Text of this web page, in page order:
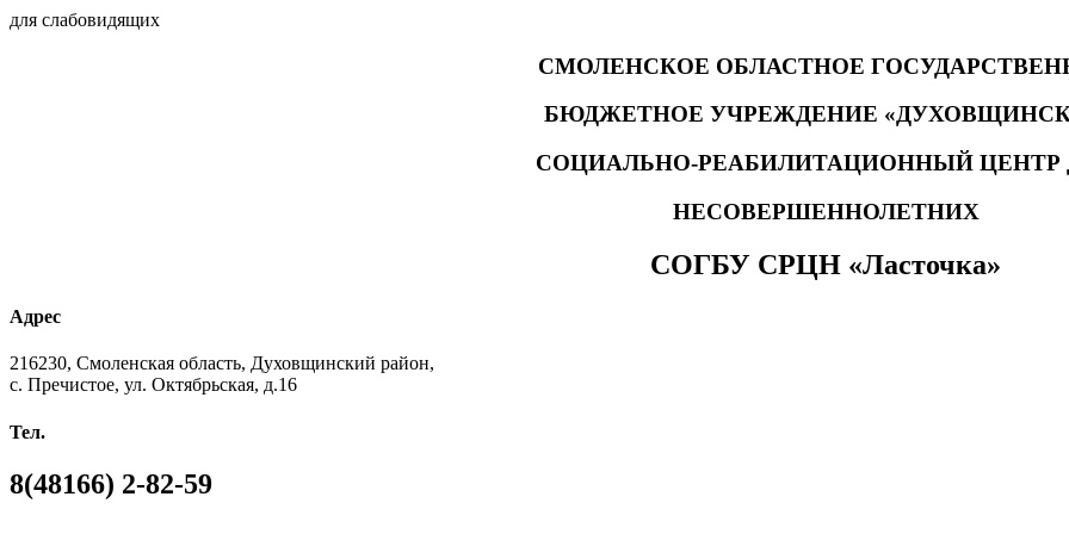
для слабовидящих
СМОЛЕНСКОЕ ОБЛАСТНОЕ
БЮДЖЕТНОЕ УЧРЕЖДЕНИЕ
СОЦИАЛЬНО-РЕАБИЛИТАЦИОННЫЙ ЦЕНТР
НЕСОВЕРШЕННОЛЕТНИХ
СОГБУ СРЦН «Ласточка»
Адрес
216230, Смоленская область, Духовщинский район,
с. Пречистое, ул. Октябрьская, д.16
Тел.
8(48166) 2-82-59